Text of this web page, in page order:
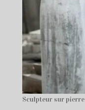
Sculpteur sur pierre